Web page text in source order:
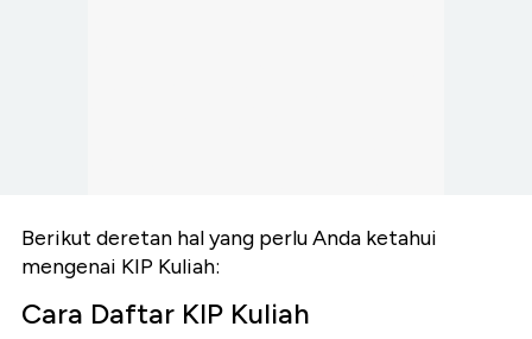
Berikut deretan hal yang perlu Anda ketahui
mengenai KIP Kuliah:
Cara Daftar KIP Kuliah